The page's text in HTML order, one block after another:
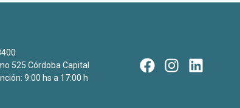
525 Córdoba Capital
9:00 hs a 17:00 h